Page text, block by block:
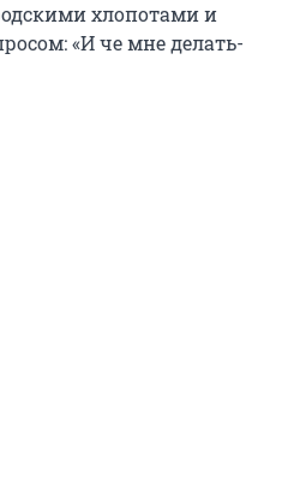
хлопотами и
«И че мне делать-